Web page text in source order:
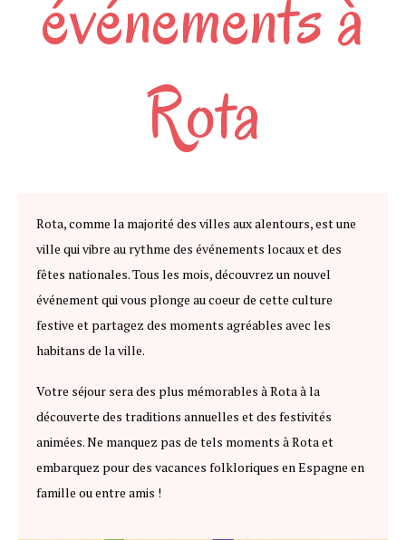
événements à
Rota
Rota, comme la majorité des villes aux alentours, est une
ville qui vibre au rythme des événements locaux et des
fêtes nationales. Tous les mois, découvrez un nouvel
événement qui vous plonge au coeur de cette culture
festive et partagez des moments agréables avec les
habitans de la ville.
Votre séjour sera des plus mémorables à Rota à la
découverte des traditions annuelles et des festivités
animées. Ne manquez pas de tels moments à Rota et
embarquez pour des vacances folkloriques en Espagne en
famille ou entre amis !